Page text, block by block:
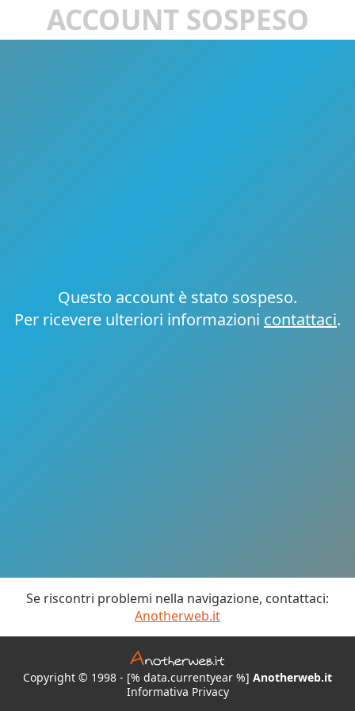
ACCOUNT SOSPESO
Questo account è stato sospeso.
Per ricevere ulteriori informazioni contattaci.
Se riscontri problemi nella navigazione, contattaci:
Anotherweb.it
Copyright © 1998 - [% data.currentyear %] Anotherweb.it
Informativa Privacy